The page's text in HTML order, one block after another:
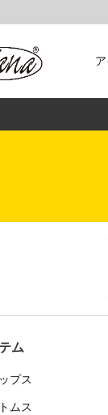
ム
プス
ムス